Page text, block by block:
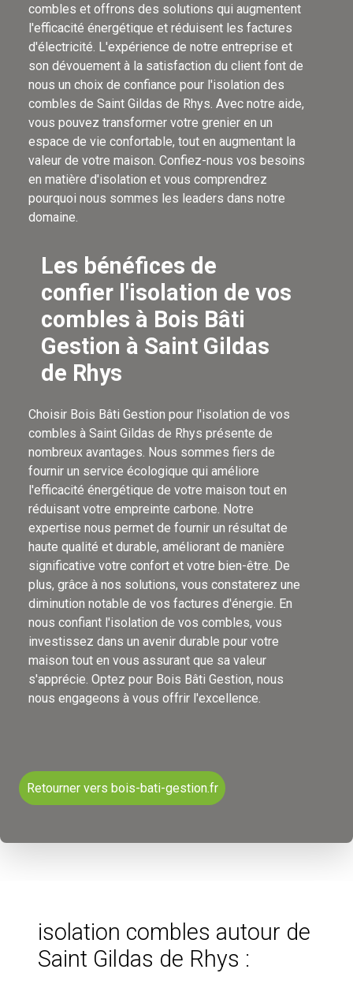
combles et offrons des solutions qui augmentent
l'efficacité énergétique et réduisent les factures
d'électricité. L'expérience de notre entreprise et
son dévouement à la satisfaction du client font de
nous un choix de confiance pour l'isolation des
combles de Saint Gildas de Rhys. Avec notre aide,
vous pouvez transformer votre grenier en un
espace de vie confortable, tout en augmentant la
valeur de votre maison. Confiez-nous vos besoins
en matière d'isolation et vous comprendrez
pourquoi nous sommes les leaders dans notre
domaine.
Les bénéfices de
confier l'isolation de vos
combles à Bois Bâti
Gestion à Saint Gildas
de Rhys
Choisir Bois Bâti Gestion pour l'isolation de vos
combles à Saint Gildas de Rhys présente de
nombreux avantages. Nous sommes fiers de
fournir un service écologique qui améliore
l'efficacité énergétique de votre maison tout en
réduisant votre empreinte carbone. Notre
expertise nous permet de fournir un résultat de
haute qualité et durable, améliorant de manière
significative votre confort et votre bien-être. De
plus, grâce à nos solutions, vous constaterez une
diminution notable de vos factures d'énergie. En
nous confiant l'isolation de vos combles, vous
investissez dans un avenir durable pour votre
maison tout en vous assurant que sa valeur
s'apprécie. Optez pour Bois Bâti Gestion, nous
nous engageons à vous offrir l'excellence.
Retourner vers bois-bati-gestion.fr
isolation combles autour de
Saint Gildas de Rhys :